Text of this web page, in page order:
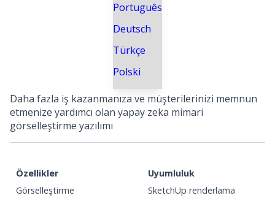
Português
Deutsch
Türkçe
Polski
Daha fazla iş kazanmanıza ve müşterilerinizi memnun
etmenize yardımcı olan yapay zeka mimari
görselleştirme yazılımı
Özellikler
Görselleştirme
Uyumluluk
SketchUp renderlama